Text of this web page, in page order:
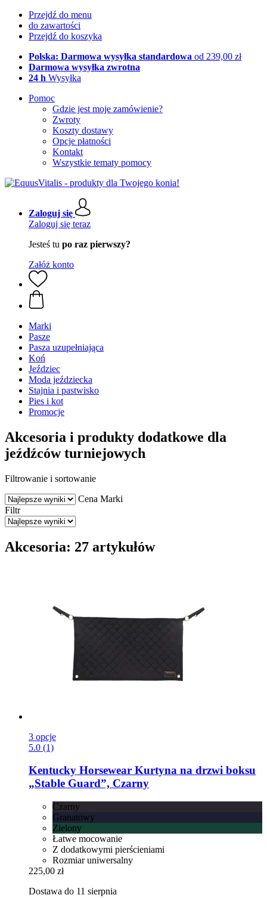
Przejdź do menu
do zawartości
Przejdź do koszyka
Polska: Darmowa wysyłka standardowa od 239,00 zł
Darmowa wysyłka zwrotna
24 h Wysyłka
Pomoc
Gdzie jest moje zamówienie?
Zwroty
Koszty dostawy
Opcje płatności
Kontakt
Wszystkie tematy pomocy
Zaloguj się
Zaloguj się teraz
Jesteś tu po raz pierwszy?
Załóż konto
Marki
Pasze
Pasza uzupełniająca
Koń
Jeździec
Moda jeździecka
Stajnia i pastwisko
Pies i kot
Promocje
Akcesoria i produkty dodatkowe dla
jeźdźców turniejowych
Filtrowanie i sortowanie
Cena Marki
Filtr
Akcesoria: 27 artykułów
3 opcje
5.0 (1)
Kentucky Horsewear Kurtyna na drzwi boksu
„Stable Guard”, Czarny
Czarny
Granatowy
Zielony
Łatwe mocowanie
Z dodatkowymi pierścieniami
Rozmiar uniwersalny
225,00 zł
Dostawa do 11 sierpnia